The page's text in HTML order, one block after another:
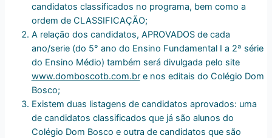
candidatos classificados no programa, bem como a
ordem de CLASSIFICAÇÃO;
A relação dos candidatos, APROVADOS de cada
ano/serie (do 5° ano do Ensino Fundamental I a 2ª série
do Ensino Médio) também será divulgada pelo site
www.domboscotb.com.bre nos editais do Colégio Dom
Bosco;
Existem duas listagens de candidatos aprovados: uma
de candidatos classificados que já são alunos do
Colégio Dom Bosco e outra de candidatos que são